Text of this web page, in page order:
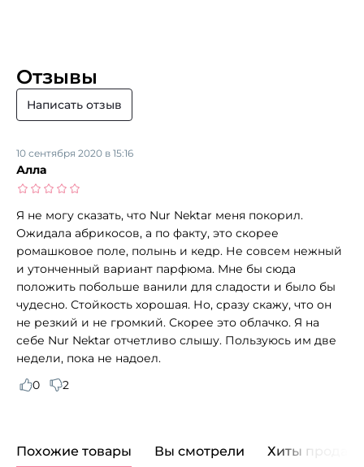
Отзывы
Написать отзыв
Алла
10 сентября 2020 в 15:16
Я не могу сказать, что Nur Nektar меня покорил.
Ожидала абрикосов, а по факту, это скорее
ромашковое поле, полынь и кедр. Не совсем нежный
и утонченный вариант парфюма. Мне бы сюда
положить побольше ванили для сладости и было бы
чудесно. Стойкость хорошая. Но, сразу скажу, что он
не резкий и не громкий. Скорее это облачко. Я на
себе Nur Nektar отчетливо слышу. Пользуюсь им две
недели, пока не надоел.
0
2
Похожие товары Вы смотрели Хиты продаж